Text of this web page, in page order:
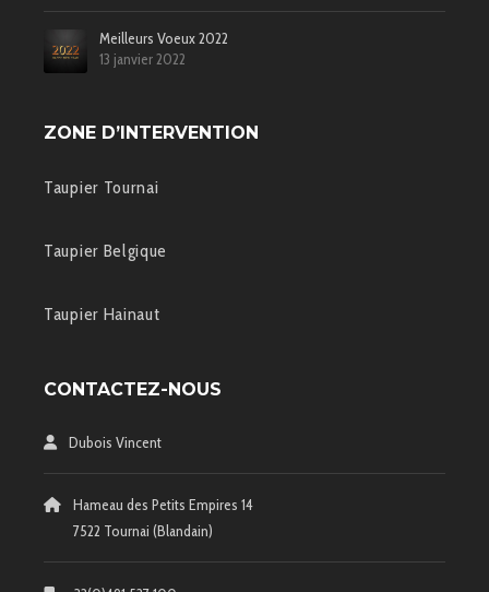
Meilleurs Voeux 2022
13 janvier 2022
ZONE D’INTERVENTION
Taupier Tournai
Taupier Belgique
Taupier Hainaut
CONTACTEZ-NOUS
Dubois Vincent
Hameau des Petits Empires 14
7522 Tournai (Blandain)